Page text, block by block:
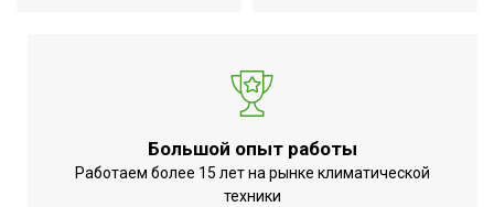
Вид установки (крепления)
ПЛОЩАДЬ ПОМЕЩЕНИЯ до
Защита от перегрева
Да
Большой опыт работы
Работаем более 15 лет на рынке климатической
техники